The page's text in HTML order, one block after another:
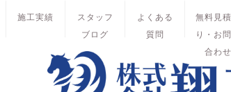
施工実績
スタッフ
ブログ
よくある
質問
無料見
り・お
合わせ